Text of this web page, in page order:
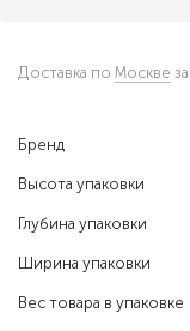
Бренд
Высота упаковки
Глубина упаковки
Ширина упаковки
Вес товара в упаковке
Доставка по Москве